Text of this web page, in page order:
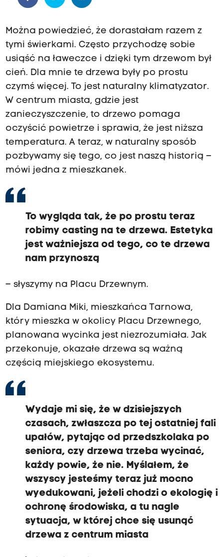
Można powiedzieć, że dorastałam razem z
tymi świerkami. Często przychodzę sobie
usiąść na ławeczce i dzięki tym drzewom był
cień. Dla mnie te drzewa były po prostu
czymś więcej. To jest naturalny klimatyzator.
W centrum miasta, gdzie jest
zanieczyszczenie, to drzewo pomaga
oczyścić powietrze i sprawia, że jest niższa
temperatura. A teraz, w naturalny sposób
pozbywamy się tego, co jest naszą historią –
mówi jedna z mieszkanek.
To wygląda tak, że po prostu teraz
robimy casting na te drzewa. Estetyka
jest ważniejsza od tego, co te drzewa
nam przynoszą
– słyszymy na Placu Drzewnym.
Dla Damiana Miki, mieszkańca Tarnowa,
który mieszka w okolicy Placu Drzewnego,
planowana wycinka jest niezrozumiała. Jak
przekonuje, okazałe drzewa są ważną
częścią miejskiego ekosystemu.
Wydaje mi się, że w dzisiejszych
czasach, zwłaszcza po tej ostatniej fali
upałów, pytając od przedszkolaka po
seniora, czy drzewa trzeba wycinać,
każdy powie, że nie. Myślałem, że
wszyscy jesteśmy teraz już mocno
wyedukowani, jeżeli chodzi o ekologię i
ochronę środowiska, a tu nagle
sytuacja, w której chce się usunąć
drzewa z centrum miasta